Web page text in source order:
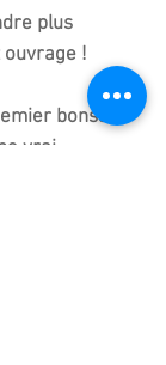
plus
!
bonsai
vrai